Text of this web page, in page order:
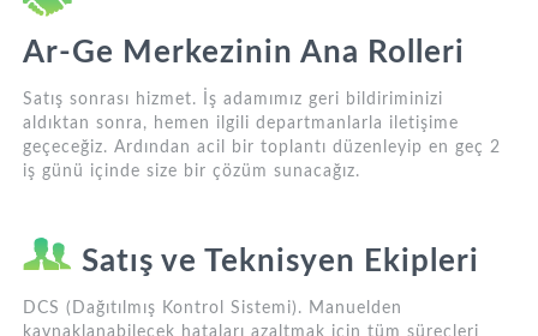
Ar-Ge Merkezinin Ana Rolleri
Satış sonrası hizmet. İş adamımız geri bildiriminizi
aldıktan sonra, hemen ilgili departmanlarla iletişime
geçeceğiz. Ardından acil bir toplantı düzenleyip en geç 2
iş günü içinde size bir çözüm sunacağız.
Satış ve Teknisyen Ekipleri
DCS (Dağıtılmış Kontrol Sistemi). Manuelden
kaynaklanabilecek hataları azaltmak için tüm süreçleri